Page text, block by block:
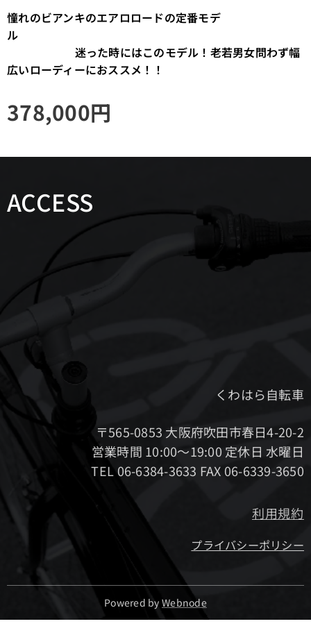
憧れのビアンキのエアロロードの定番モデ
ル
迷った時にはこのモデル！老若男女問わず幅
広いローディーにおススメ！！
378,000円
ACCESS
くわはら自転車
〒565-0853 大阪府吹田市春日4-20-2
営業時間 10:00～19:00 定休日 水曜日
TEL 06-6384-3633 FAX 06-6339-3650
利用規約
プライバシーポリシー
Powered byWebnode